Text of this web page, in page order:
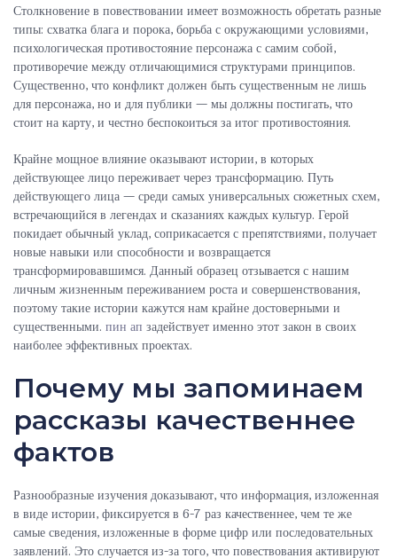
Столкновение в повествовании имеет возможность обретать разные
типы: схватка блага и порока, борьба с окружающими условиями,
психологическая противостояние персонажа с самим собой,
противоречие между отличающимися структурами принципов.
Существенно, что конфликт должен быть существенным не лишь
для персонажа, но и для публики — мы должны постигать, что
стоит на карту, и честно беспокоиться за итог противостояния.
Крайне мощное влияние оказывают истории, в которых
действующее лицо переживает через трансформацию. Путь
действующего лица — среди самых универсальных сюжетных схем,
встречающийся в легендах и сказаниях каждых культур. Герой
покидает обычный уклад, соприкасается с препятствиями, получает
новые навыки или способности и возвращается
трансформировавшимся. Данный образец отзывается с нашим
личным жизненным переживанием роста и совершенствования,
поэтому такие истории кажутся нам крайне достоверными и
существенными. пин ап задействует именно этот закон в своих
наиболее эффективных проектах.
Почему мы запоминаем
рассказы качественнее
фактов
Разнообразные изучения доказывают, что информация, изложенная
в виде истории, фиксируется в 6-7 раз качественнее, чем те же
самые сведения, изложенные в форме цифр или последовательных
заявлений. Это случается из-за того, что повествования активируют